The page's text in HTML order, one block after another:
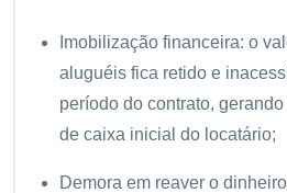
Imobilização financeira: o
aluguéis fica retido e
período do contrato,
de caixa inicial do locatário;
Demora em reaver o